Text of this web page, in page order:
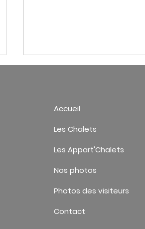
Visiter Saverne : les 6 plus beaux
sites à découvrir
Accueil
Les Chalets
Les Appart'Chalets
Nos photos
Photos des visiteurs
Contact